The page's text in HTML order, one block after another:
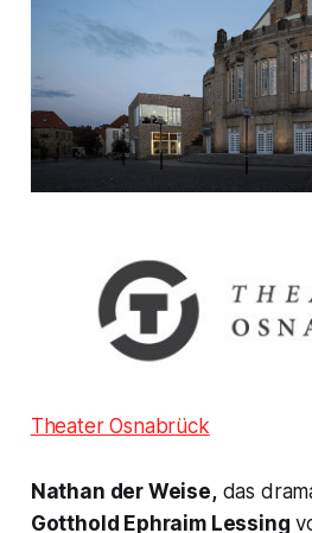
Theater Osnabrück
Nathan der Weise,das
Gotthold Ephraim Lessing